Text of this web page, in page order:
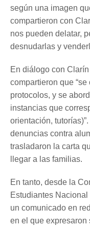
según una imagen
compartieron con
nos pueden delatar,
desnudarlas y
En diálogo con
compartieron que
protocolos, y se
instancias que
orientación,
denuncias contra
trasladaron la carta
llegar a las familias.
En tanto, desde la
Estudiantes
un comunicado en
en el que expresaron